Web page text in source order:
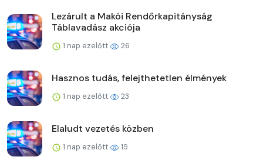
Lezárult a Makói Rendőrkapitányság
Táblavadász akciója
1 nap ezelőtt 26
Hasznos tudás, felejthetetlen élmények
1 nap ezelőtt 23
Elaludt vezetés közben
1 nap ezelőtt 19